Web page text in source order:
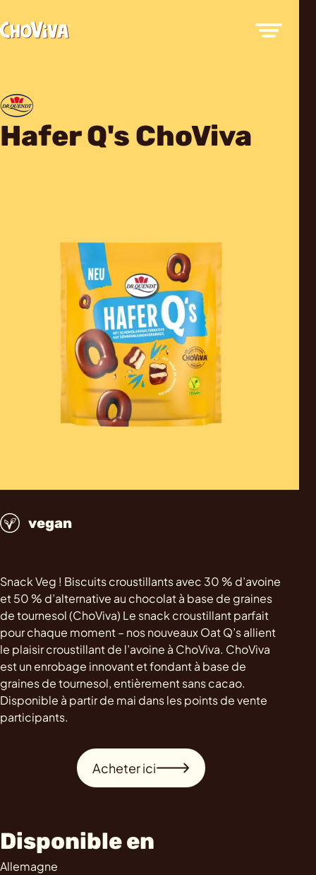
Hafer Q's ChoViva
vegan
Snack Veg ! Biscuits croustillants avec 30 % d’avoine
et 50 % d’alternative au chocolat à base de graines
de tournesol (ChoViva) Le snack croustillant parfait
pour chaque moment – nos nouveaux Oat Q’s allient
le plaisir croustillant de l’avoine à ChoViva. ChoViva
est un enrobage innovant et fondant à base de
graines de tournesol, entièrement sans cacao.
Disponible à partir de mai dans les points de vente
participants.
Acheter ici
Disponible en
Allemagne